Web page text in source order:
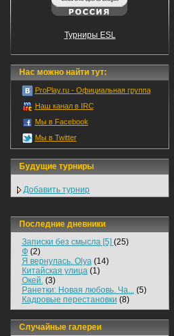
Турниры ESL
Нас можно найти тут:
ProPlay.ru - Официальная группа
Наш канал в IRC
Мы в Facebook
Мы в Twitter
Будущие турниры
Добавить турнир
Последние дневники
Записки без смысла [5] (25)
Ф(2)
Я вернулась. Olya(14)
Китайская улица(1)
Окей.(3)
Ранетки: Новая любовь. Ча...(5)
Кадровые перестановки (8)
Случайные галереи